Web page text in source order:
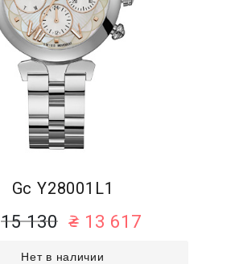
Gc Y28001L1
15 130 13 617
Нет в наличии